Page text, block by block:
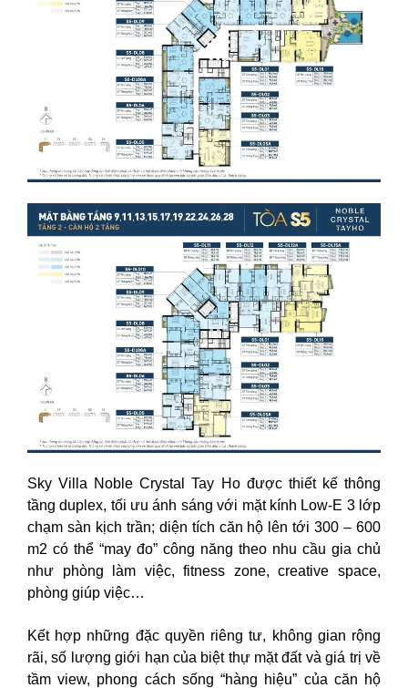
Sky Villa Noble Crystal Tay Ho được thiết kế thông
tầng duplex, tối ưu ánh sáng với mặt kính Low-E 3 lớp
chạm sàn kịch trần; diện tích căn hộ lên tới 300 – 600
m2 có thể “may đo” công năng theo nhu cầu gia chủ
như phòng làm việc, fitness zone, creative space,
phòng giúp việc…
Kết hợp những đặc quyền riêng tư, không gian rộng
rãi, số lượng giới hạn của biệt thự mặt đất và giá trị về
tầm view, phong cách sống “hàng hiệu” của căn hộ